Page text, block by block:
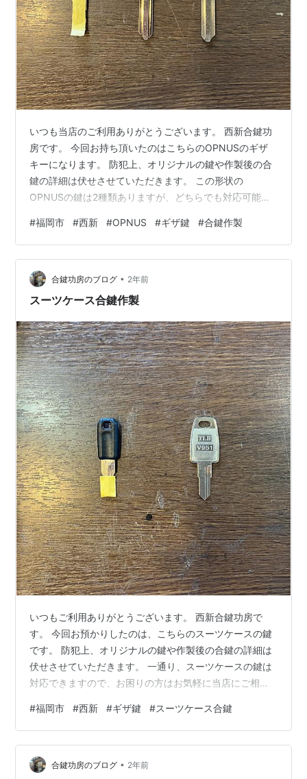
いつも当店のご利用ありがとうございます。 西新合鍵功
房です。 今回お持ち頂いたのはこちらのOPNUSのギザ
キーになります。 防犯上、オリジナルの鍵や作製後の合
鍵の詳細は伏せさせていただきます。 この形状の
OPNUSの鍵は2種類ありますが、どちらでも対応可能で
の鍵も幅広く対応していますので、合鍵作製は是非当店
にご相談下さい。 この度は当店のご利用ありがとうござ
いました。 西新合鍵功房 福岡市早良区西新4-9-3 営業時
間:10時〜20時 電話番号:09071576969 instagramはこ
ちら 公式LINEからのご相談も承っております。 下…
#福岡市 #西新 #OPNUS #ギザ鍵 #合鍵作製
合鍵功房のブログ • 2年前
スーツケース合鍵作製
いつもご利用ありがとうございます。 西新合鍵功房で
す。 今回お預かりしたのは、こちらのスーツケースの鍵
です。 防犯上、オリジナルの鍵や作製後の合鍵の詳細は
伏せさせていただきます。 一通り、スーツケースの鍵は
対応できますので、お困りの方はお気軽に当店にご相談
た。 西新合鍵功房 福岡市早良区西新4-9-3 営業時間:10
時〜20時 電話番号:09071576969 instagramはこちら 公
式LINEからのご相談も承っております。 下記のリンクか
らご登録いただけますので是非ご活用下さい。
#福岡市 #西新 #ギザ鍵 #スーツケース合鍵
合鍵功房のブログ • 2年前